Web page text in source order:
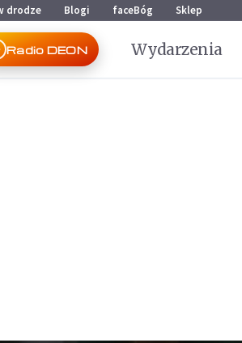
drodze Blogi faceBóg Sklep
Radio DEON Wydarzenia